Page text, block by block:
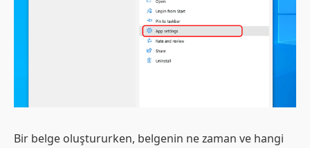
Bir belge oluştururken, belgenin ne zaman ve hangi